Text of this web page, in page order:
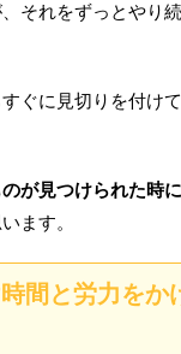
それをずっとやり
ぐに見切りを付け
が見つけられた時
ます。
間と労力をか